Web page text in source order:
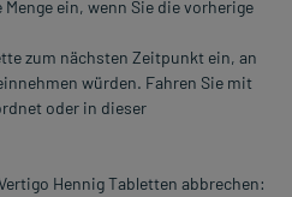
ein, wenn Sie die vorherige
zum nächsten Zeitpunkt ein, an
würden. Fahren Sie mit
oder in dieser
Hennig Tabletten abbrechen: